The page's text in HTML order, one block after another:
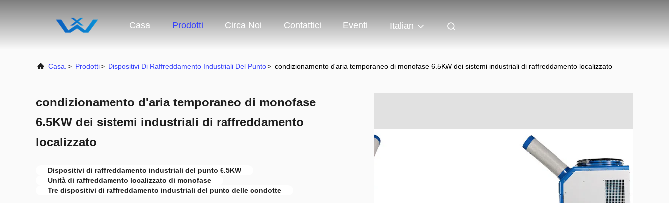
Casa Prodotti Circa Noi Contattici Eventi Italian
Casa. > Prodotti> Dispositivi Di Raffreddamento Industriali Del Punto> condizionamento d'aria temporaneo di monofase 6.5KW dei sistemi industriali di raffreddamento localizzato
condizionamento d'aria temporaneo di monofase
6.5KW dei sistemi industriali di raffreddamento
localizzato
Dispositivi di raffreddamento industriali del punto 6.5KW
Unità di raffreddamento localizzato di monofase
Tre dispositivi di raffreddamento industriali del punto delle condotte